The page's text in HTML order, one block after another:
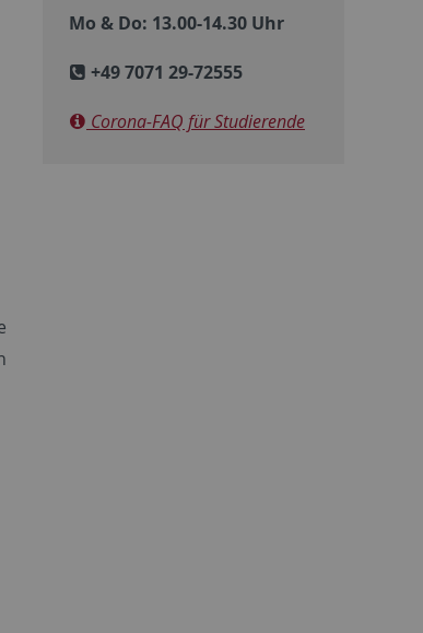
Mo & Do: 13.00-14.30 Uhr
+49 7071 29-72555
Corona-FAQ für Studierende